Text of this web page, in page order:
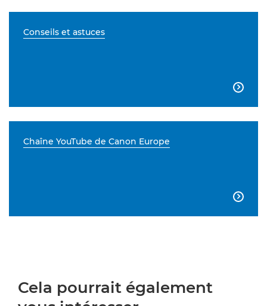
Conseils et astuces

Chaîne YouTube de Canon Europe

Cela pourrait également